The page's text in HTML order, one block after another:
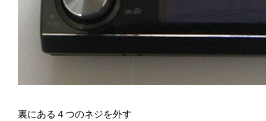
裏にある４つのネジを外す